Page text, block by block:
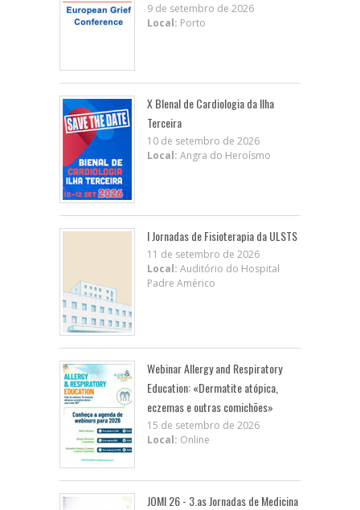
9 de setembro de 2026
Local: Porto
X BIenal de Cardiologia da Ilha
Terceira
10 de setembro de 2026
Local: Angra do Heroísmo
I Jornadas de Fisioterapia da ULSTS
11 de setembro de 2026
Local: Auditório do Hospital
Padre Américo
Webinar Allergy and Respiratory
Education: «Dermatite atópica,
eczemas e outras comichões»
15 de setembro de 2026
Local: Online
JOMI 26 - 3.as Jornadas de Medicina